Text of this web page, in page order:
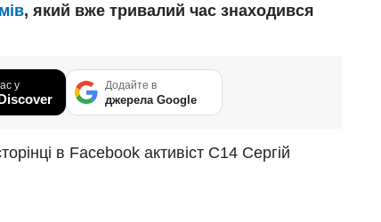
, який вже тривалий час знаходився
у Додайте в
джерела Google
в Facebook активіст С14 Сергій